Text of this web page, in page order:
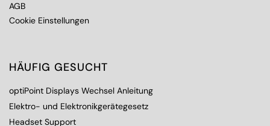
AGB
Cookie Einstellungen
HÄUFIG GESUCHT
optiPoint Displays Wechsel Anleitung
Elektro- und Elektronikgerätegesetz
Headset Support